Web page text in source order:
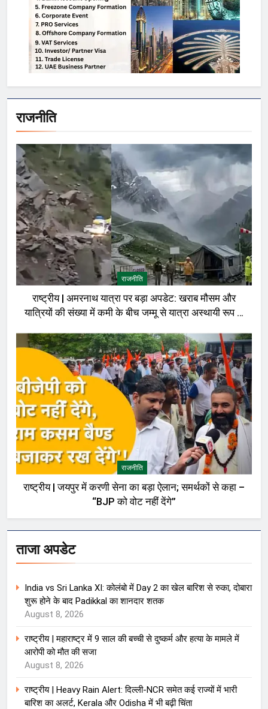
राजनीति
राजनीति
राष्ट्रीय | अमरनाथ यात्रा पर बड़ा अपडेट: खराब मौसम और
यात्रियों की संख्या में कमी के बीच जम्मू से यात्रा अस्थायी रूप से
राजनीति
राष्ट्रीय | जयपुर में करणी सेना का बड़ा ऐलान; समर्थकों से कहा –
“BJP को वोट नहीं देंगे”
ताजा अपडेट
India vs Sri Lanka XI: कोलंबो में Day 2 का खेल बारिश से रुका, दोबारा
शुरू होने के बाद Padikkal का शानदार शतक
August 8, 2026
राष्ट्रीय | महाराष्ट्र में 9 साल की बच्ची से दुष्कर्म और हत्या के मामले में
आरोपी को मौत की सजा
August 8, 2026
राष्ट्रीय | Heavy Rain Alert: दिल्ली-NCR समेत कई राज्यों में भारी
बारिश का अलर्ट, Kerala और Odisha में भी बढ़ी चिंता